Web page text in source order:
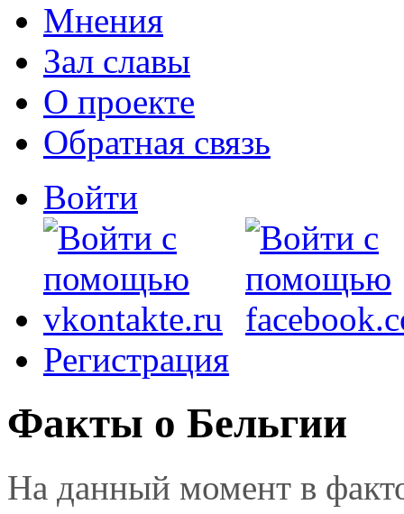
Мнения
Зал славы
О проекте
Обратная связь
Войти
Регистрация
Факты о Бельгии
На данный момент в